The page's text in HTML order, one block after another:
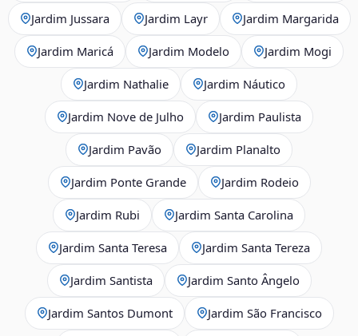
Jardim Jussara Jardim Layr Jardim Margarida
Jardim Maricá Jardim Modelo Jardim Mogi
Jardim Nathalie Jardim Náutico
Jardim Nove de Julho Jardim Paulista
Jardim Pavão Jardim Planalto
Jardim Ponte Grande Jardim Rodeio
Jardim Rubi Jardim Santa Carolina
Jardim Santa Teresa Jardim Santa Tereza
Jardim Santista Jardim Santo Ângelo
Jardim Santos Dumont Jardim São Francisco